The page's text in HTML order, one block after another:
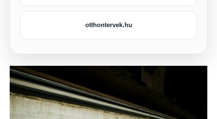
otthontervek.hu